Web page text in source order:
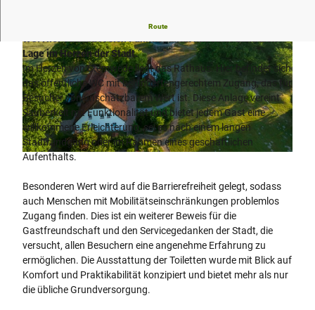
S
t
e
w
e
d
e
-
L
e
v
© Teutoburger Wald Tourismus, D. Ketz
Route
Entdecken Sie im Rathaus von Stemwede ein barrierefreies
Lage im Herzen der Stadt.
Im Herzen von Stemwede liegt das Rathaus. Hier befindet sich
das öffentliche WC mit behindertengerechtem Zugang, das für
Besucher von unschätzbarem Wert ist. Diese Anlage vereint
Sauberkeit mit Funktionalität und bietet jedem Gast eine
willkommene Erleichterung, sei es nach einem langen
Stadtrundgang oder im Rahmen eines geschäftlichen
Aufenthalts.
Besonderen Wert wird auf die Barrierefreiheit gelegt, sodass
auch Menschen mit Mobilitätseinschränkungen problemlos
Zugang finden. Dies ist ein weiterer Beweis für die
Gastfreundschaft und den Servicegedanken der Stadt, die
versucht, allen Besuchern eine angenehme Erfahrung zu
ermöglichen. Die Ausstattung der Toiletten wurde mit Blick auf
Komfort und Praktikabilität konzipiert und bietet mehr als nur
die übliche Grundversorgung.